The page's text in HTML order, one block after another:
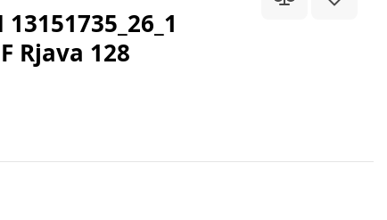
Rjava 128